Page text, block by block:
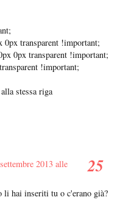
0px transparent !important;
0px transparent !important;
!important;
stessa riga
2013 alle
li hai inseriti tu o c'erano già?